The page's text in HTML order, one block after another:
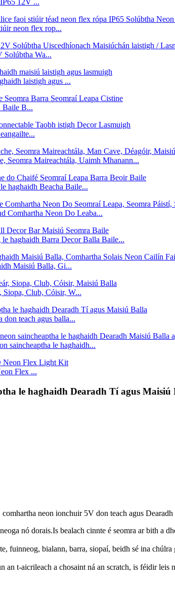
12V ...
neon flex rop...
Wa...
laistigh agus ...
B...
Seomra Maireachtála, Uaimh Mhanann...
haghaidh Beacha Baile...
Comhartha Neon Do Leaba...
haghaidh Barra Decor Balla Baile...
Maisiú Balla, Gi...
Siopa, Club, Cóisir, W...
don teach agus balla...
saincheaptha le haghaidh...
Flex ...
le haghaidh Dearadh Tí agus Maisiú
neon ionchuir 5V don teach agus
nó dorais.Is bealach cinnte é seomra ar bith a
fuinneog, bialann, barra, siopaí, beidh sé ina
an t-aicrileach a chosaint ná an scratch, is féidir